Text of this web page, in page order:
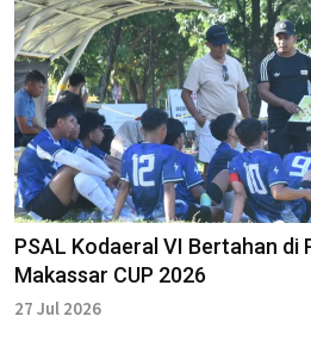
PSAL Kodaeral VI Bertahan di
Makassar CUP 2026
27 Jul 2026